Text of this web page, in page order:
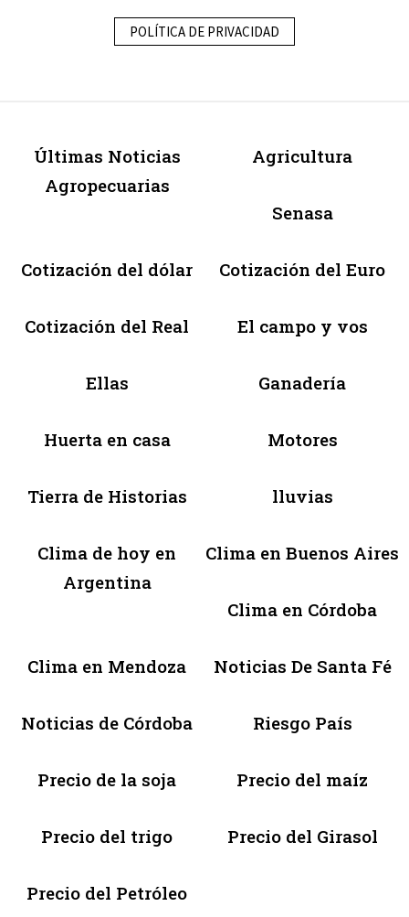
POLÍTICA DE PRIVACIDAD
Últimas Noticias
Agropecuarias
Agricultura
Senasa
Cotización del dólar Cotización del Euro
Cotización del Real El campo y vos
Ellas Ganadería
Huerta en casa Motores
Tierra de Historias lluvias
Clima de hoy en
Argentina
Clima en Buenos Aires
Clima en Córdoba
Clima en Mendoza Noticias De Santa Fé
Noticias de Córdoba Riesgo País
Precio de la soja Precio del maíz
Precio del trigo Precio del Girasol
Precio del Petróleo